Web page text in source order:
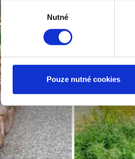
Výběr
souhlasu
Nutné
Pouze nutné cookies